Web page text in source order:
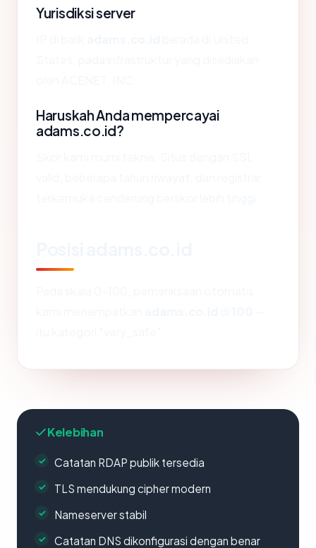
Yurisdiksi server
Haruskah Anda mempercayai
adams.co.id?
Kelebihan
Catatan RDAP publik tersedia
TLS mendukung cipher modern
Nameserver stabil
Catatan DNS dikonfigurasi dengan benar